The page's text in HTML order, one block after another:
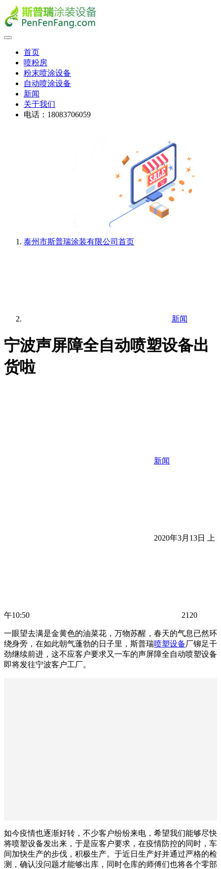
首页
喷粉房
粉末喷涂设备
自动喷涂设备
新闻
关于我们
电话：18083706059
泰州市斯普瑞涂装有限公司 首页
新闻
宁波声屏障全自动喷塑设备出
货啦
新闻
2020年3月13日 上
午10:50 2120
一眼望去满是金黄色的油菜花，万物苏醒，春天的气息已然环
绕身旁，在如此朝气蓬勃的日子里，斯普瑞喷塑设备厂铆足干
劲继续前进，这不应客户要求又一车的声屏障全自动喷塑设备
即将发往宁波客户工厂。
如今疫情也逐渐好转，不少客户纷纷来电，希望我们能够尽快
将喷塑设备发出来，于是应客户要求，在疫情防控的同时，车
间加快生产的步伐，积极生产。于近日生产好并通过严格的检
测，确认没问题才能够出库，同时仓库的师傅们也将各个零部